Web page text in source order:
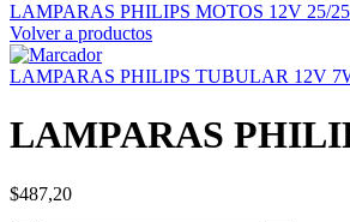
LAMPARAS PHILIPS MOTOS 12V 25/
Volver a productos
LAMPARAS PHILIPS TUBULAR 12V
LAMPARAS
$487,20